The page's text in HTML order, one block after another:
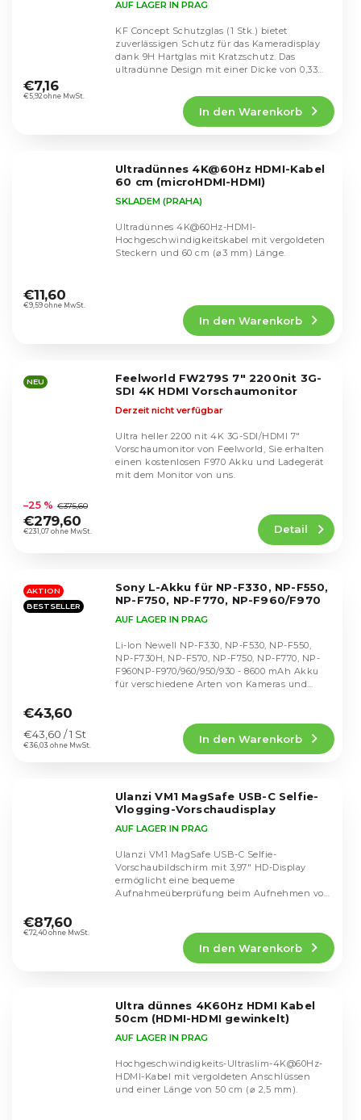
durchschnittliche
Produktbewertung
AUF LAGER IN PRAG
€5,92 ohne MwSt.
€7,16
In den Warenkorb
KF Concept Schutzglas (1 Stk.) bietet
zuverlässigen Schutz für das Kameradisplay
dank 9H Hartglas mit Kratzschutz. Das
ultradünne Design mit einer Dicke von 0,33
Ultradünnes 4K@60Hz HDMI-Kabel
60 cm (microHDMI-HDMI)
durchschnittliche
Produktbewertung
Sternen.
SKLADEM (PRAHA)
€9,59 ohne MwSt.
€11,60
In den Warenkorb
Ultradünnes 4K@60Hz-HDMI-
Hochgeschwindigkeitskabel mit vergoldeten
Steckern und 60 cm (⌀3 mm) Länge.
NEU
Feelworld FW279S 7" 2200nit 3G-
SDI 4K HDMI Vorschaumonitor
durchschnittliche
Produktbewertung
ist
Sternen.
Derzeit nicht verfügbar
€231,07 ohne MwSt.
–25 % €375,60
€279,60 Detail
Ultra heller 2200 nit 4K 3G-SDI/HDMI 7"
Vorschaumonitor von Feelworld, Sie erhalten
einen kostenlosen F970 Akku und Ladegerät
mit dem Monitor von uns.
AKTION
BESTSELLER
Sony L-Akku für NP-F330, NP-F550,
NP-F750, NP-F770, NP-F960/F970
durchschnittliche
Produktbewertung
ist
AUF LAGER IN PRAG
€36,03 ohne MwSt.
€43,60
Verkaufspreis:
€43,60 / 1 St In den Warenkorb
Li-Ion Newell NP-F330, NP-F530, NP-F550,
NP-F730H, NP-F570, NP-F750, NP-F770, NP-
F960NP-F970/960/950/930 - 8600 mAh Akku
für verschiedene Arten von Kameras und
Ulanzi VM1 MagSafe USB-C Selfie-
Vlogging-Vorschaudisplay
durchschnittliche
Produktbewertung
AUF LAGER IN PRAG
€72,40 ohne MwSt.
€87,60
In den Warenkorb
Ulanzi VM1 MagSafe USB-C Selfie-
Vorschaubildschirm mit 3,97″ HD-Display
ermöglicht eine bequeme
Aufnahmeüberprüfung beim Aufnehmen von
Ultra dünnes 4K60Hz HDMI Kabel
50cm (HDMI-HDMI gewinkelt)
AUF LAGER IN PRAG
Hochgeschwindigkeits-Ultraslim-4K@60Hz-
HDMI-Kabel mit vergoldeten Anschlüssen
und einer Länge von 50 cm (⌀ 2,5 mm).